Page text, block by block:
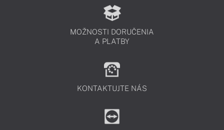
MOŽNOSTI DORUČENIA
A PLATBY
KONTAKTUJTE NÁS